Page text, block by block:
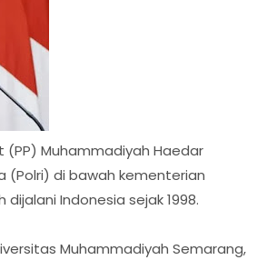
Muhammadiyah Haedar
(Polri) di bawah kementerian
Indonesia sejak 1998.
Muhammadiyah Semarang,